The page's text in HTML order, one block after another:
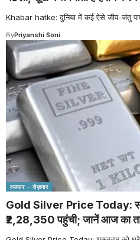
Khabar hatke: दुनिया में कई ऐसे जीव-जंतु
ByPriyanshi Soni
व्यापार - रोज़गार
Gold Silver Price Today:
₹2,28,350 पहुंची; जानें आज का